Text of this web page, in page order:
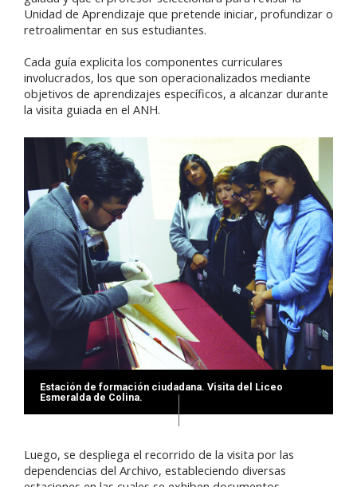
Unidad de Aprendizaje que pretende iniciar, profundizar o
retroalimentar en sus estudiantes.
Cada guía explicita los componentes curriculares
involucrados, los que son operacionalizados mediante
objetivos de aprendizajes específicos, a alcanzar durante
la visita guiada en el ANH.
Estación de formación ciudadana. Visita del Liceo
Esmeralda de Colina.
Luego, se despliega el recorrido de la visita por las
dependencias del Archivo, estableciendo diversas